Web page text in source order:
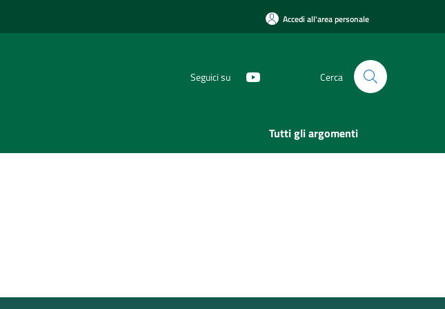
Accedi all'area personale
Seguici su Cerca
Tutti gli argomenti